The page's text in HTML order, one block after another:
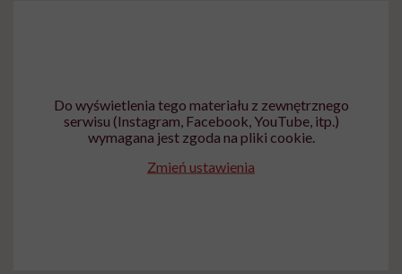
Do wyświetlenia tego materiału z zewnętrznego
serwisu (Instagram, Facebook, YouTube, itp.)
wymagana jest zgoda na pliki cookie.
Zmień ustawienia